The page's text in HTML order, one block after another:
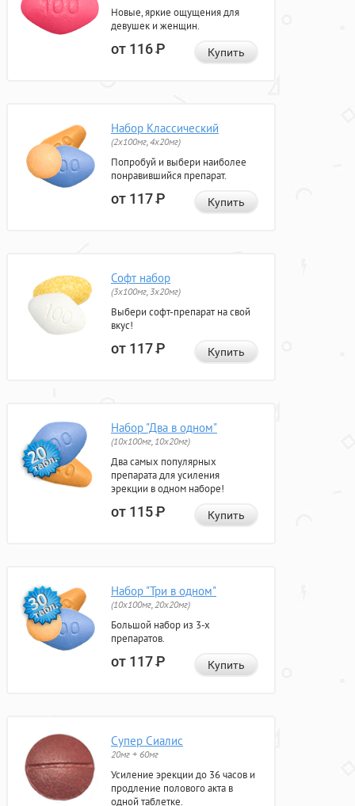
Новые, яркие ощущения для
девушек и женщин.
от 116Р Купить
Набор Классический
(2x100мг, 4x20мг)
Попробуй и выбери наиболее
понравившийся препарат.
от 117Р Купить
Софт набор
(3x100мг, 3x20мг)
Выбери софт-препарат на свой
вкус!
от 117Р Купить
Набор "Два в одном"
(10x100мг, 10x20мг)
Два самых популярных
препарата для усиления
эрекции в одном наборе!
от 115Р Купить
Набор "Три в одном"
(10x100мг, 20x20мг)
Большой набор из 3-х
препаратов.
от 117Р Купить
Супер Сиалис
20мг + 60мг
Усиление эрекции до 36 часов и
продление полового акта в
одной таблетке.